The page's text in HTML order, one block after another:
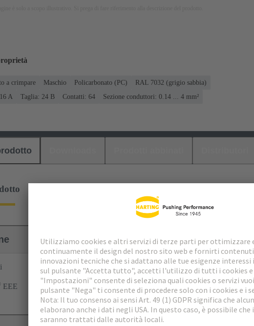
a crimpare Maschio Policarbonato (PC)
RAL 7032 (grigio sabbia)
A
Taglia: 24 B Contatti: 64 Sezione conduttori: 0.14 ... 4 mm²
EEE